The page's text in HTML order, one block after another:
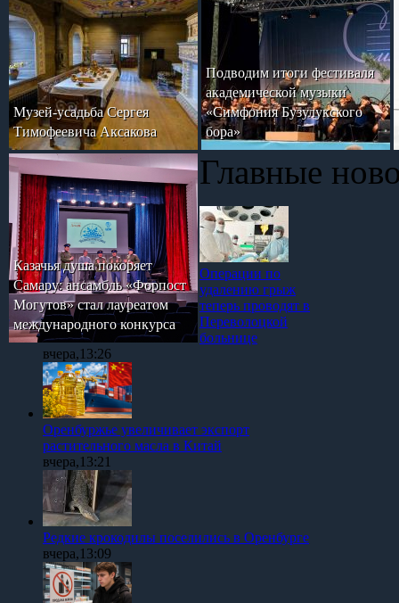
Музей-усадьба Сергея
Тимофеевича Аксакова
Подводим итоги фестиваля
академической музыки
«Симфония Бузулукского
бора»
Казачья душа покоряет
Самару: ансамбль «Форпост
Могутов» стал лауреатом
международного конкурса
Главные
Операции по
удалению грыж
теперь проводят в
Переволоцкой
больнице
вчера,13:26
Оренбуржье увеличивает экспорт
растительного масла в Китай
вчера,13:21
Редкие крокодилы поселились в Оренбурге
вчера,13:09